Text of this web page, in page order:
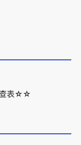
查表☆☆